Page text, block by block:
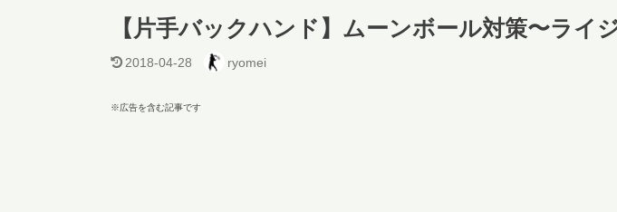
【片手バックハンド】ムーンボール対策〜ライ
2018-04-28 ryomei
※広告を含む記事です